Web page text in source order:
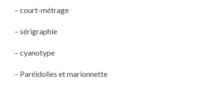
– court-métrage
– sérigraphie
– cyanotype
– Paréidolies et marionnette